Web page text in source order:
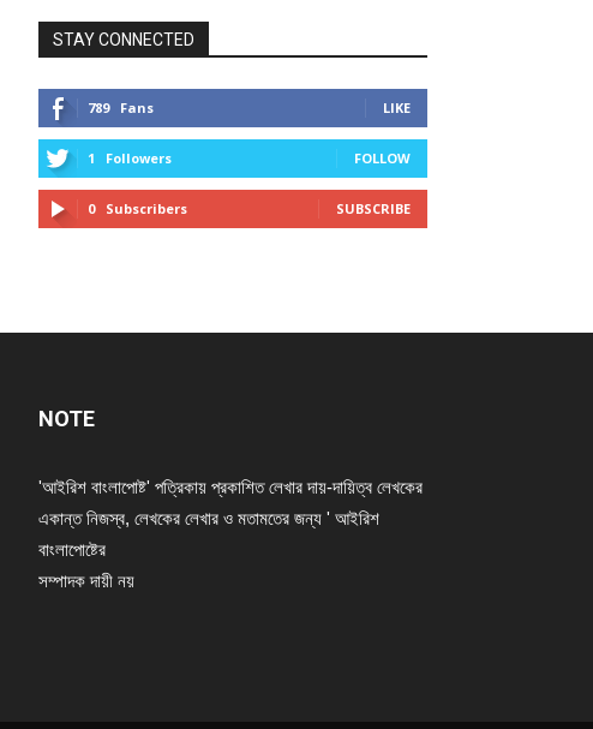
STAY CONNECTED
789 Fans LIKE
1 Followers FOLLOW
0 Subscribers SUBSCRIBE
NOTE
'আইরিশ বাংলাপোষ্ট' পত্রিকায় প্রকাশিত লেখার দায়-দায়িত্ব লেখকের
একান্ত নিজস্ব, লেখকের লেখার ও মতামতের জন্য ' আইরিশ
বাংলাপোষ্টের
সম্পাদক দায়ী নয়